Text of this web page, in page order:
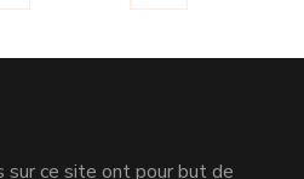
sur ce site ont pour but de